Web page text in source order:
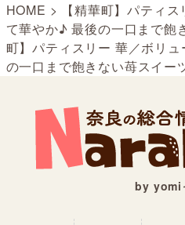
HOME >
【精華町】パティ
て華やか♪ 最後の一口まで飽
町】パティスリー 華／ボリ
の一口まで飽きない苺スイー
by yomi